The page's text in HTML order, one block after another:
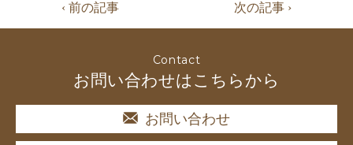
‹ 前の記事 次の記事 ›
Contact
お問い合わせはこちらから
お問い合わせ